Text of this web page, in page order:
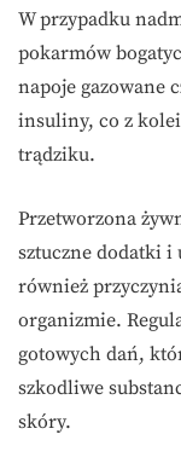
W przypadku
pokarmów
napoje gazowane
insuliny, co z
trądziku.
Przetworzona
sztuczne dodatki i
również
organizmie.
gotowych dań,
szkodliwe
skóry.